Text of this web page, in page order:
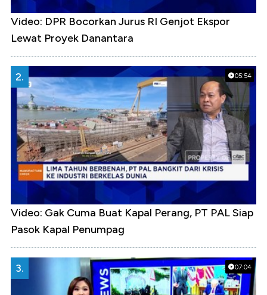
Video: DPR Bocorkan Jurus RI Genjot Ekspor
Lewat Proyek Danantara
05:54
2.
Video: Gak Cuma Buat Kapal Perang, PT PAL Siap
Pasok Kapal Penumpag
07:04
3.